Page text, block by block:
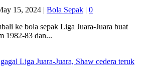
15, 2024 | Bola Sepak | 0
ke bola sepak Liga Juara-Juara buat
1982-83 dan...